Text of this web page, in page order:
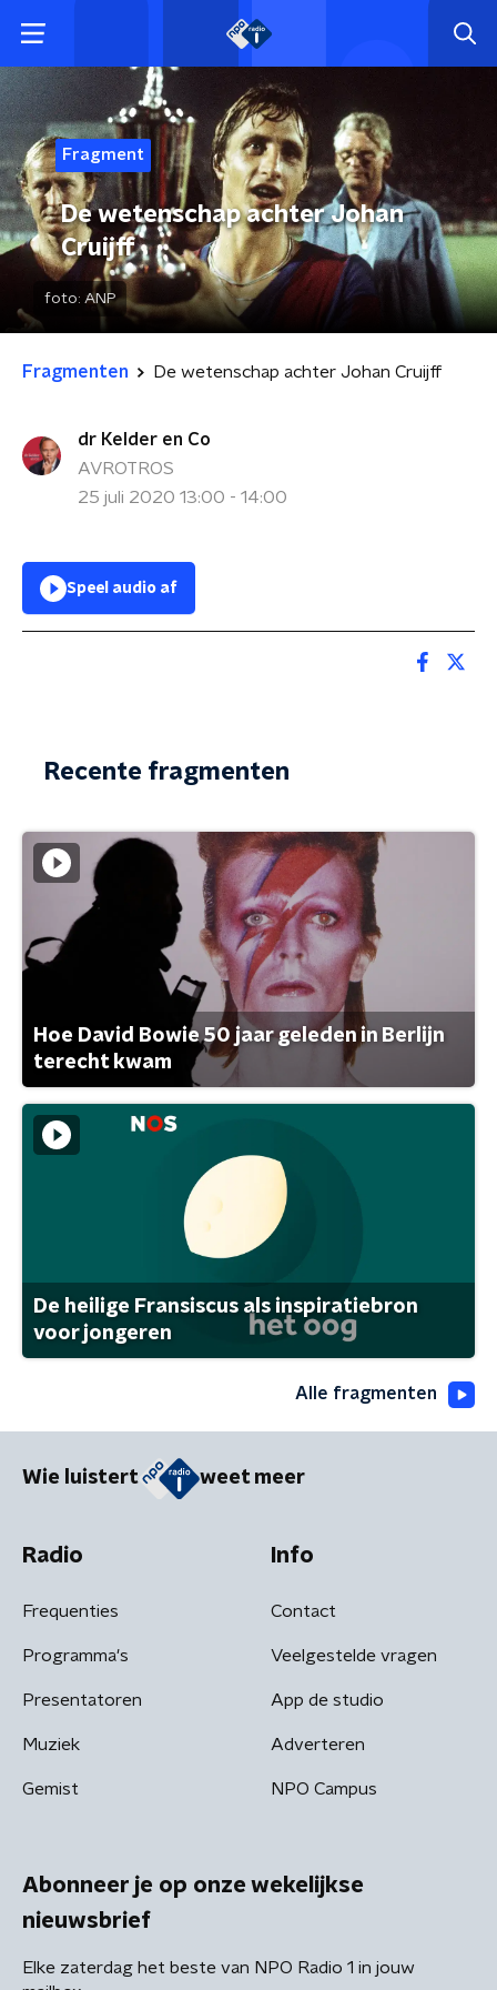
Fragment
De wetenschap achter Johan
Cruijff
foto: ANP
Fragmenten De wetenschap achter Johan Cruijff
dr Kelder en Co
AVROTROS
25 juli 2020 13:00 - 14:00
Speel audio af
Recente fragmenten
Hoe David Bowie 50 jaar geleden in Berlijn
terecht kwam
De heilige Fransiscus als inspiratiebron
voor jongeren
Alle fragmenten
Wie luistert weet meer
Radio
Frequenties
Programma's
Presentatoren
Muziek
Gemist
Info
Contact
Veelgestelde vragen
App de studio
Adverteren
NPO Campus
Abonneer je op onze wekelijkse
nieuwsbrief
Elke zaterdag het beste van NPO Radio 1 in jouw